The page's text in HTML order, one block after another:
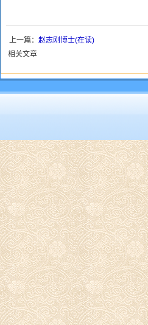
上一篇： 赵志刚博士(在读)
相关文章